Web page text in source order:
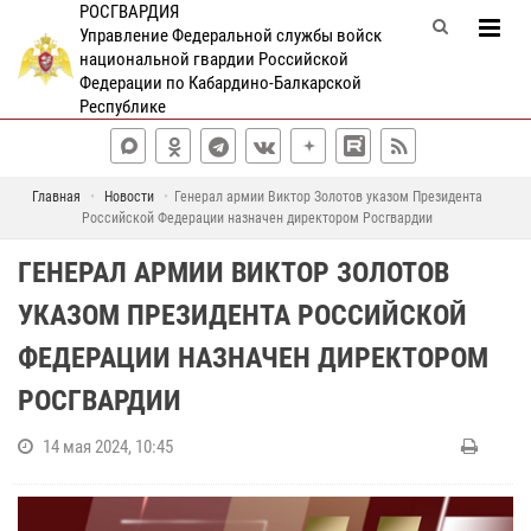
РОСГВАРДИЯ
Управление Федеральной службы войск
национальной гвардии Российской
Федерации по Кабардино-Балкарской
Республике
Главная Новости
Генерал армии Виктор Золотов указом Президента
Российской Федерации назначен директором Росгвардии
ГЕНЕРАЛ АРМИИ ВИКТОР ЗОЛОТОВ
УКАЗОМ ПРЕЗИДЕНТА РОССИЙСКОЙ
ФЕДЕРАЦИИ НАЗНАЧЕН ДИРЕКТОРОМ
РОСГВАРДИИ
14 мая 2024, 10:45